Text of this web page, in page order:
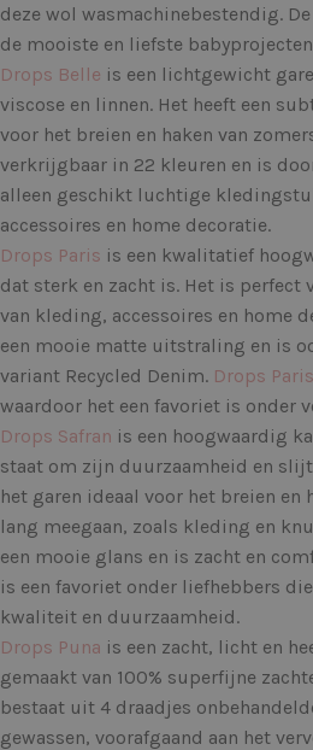
deze wol wasmachinebestendig.
de mooiste en liefste
Drops Belle is een lichtgewicht
viscose en linnen. Het heeft een
voor het breien en haken van
verkrijgbaar in 22 kleuren en is
alleen geschikt luchtige
accessoires en home decoratie.
Drops Paris is een kwalitatief
dat sterk en zacht is. Het is perfect
van kleding, accessoires en home
een mooie matte uitstraling en is
variant Recycled Denim. Drops Paris
waardoor het een favoriet is onder
Drops Safran is een hoogwaardig
staat om zijn duurzaamheid en
het garen ideaal voor het breien en
lang meegaan, zoals kleding en
een mooie glans en is zacht en
is een favoriet onder liefhebbers
kwaliteit en duurzaamheid.
Drops Puna is een zacht, licht en
gemaakt van 100% superfijne
bestaat uit 4 draadjes
gewassen, voorafgaand aan het